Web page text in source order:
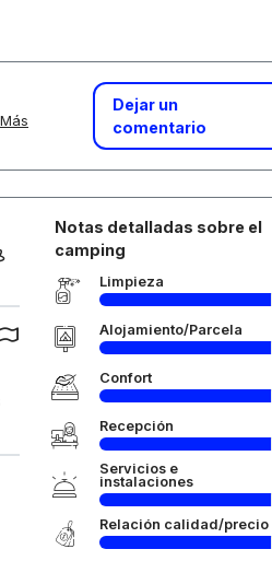
Más
Dejar un
comentario
Notas detalladas sobre el
camping
Limpieza
Alojamiento/Parcela
Confort
Recepción
Servicios e
instalaciones
Relación calidad/precio